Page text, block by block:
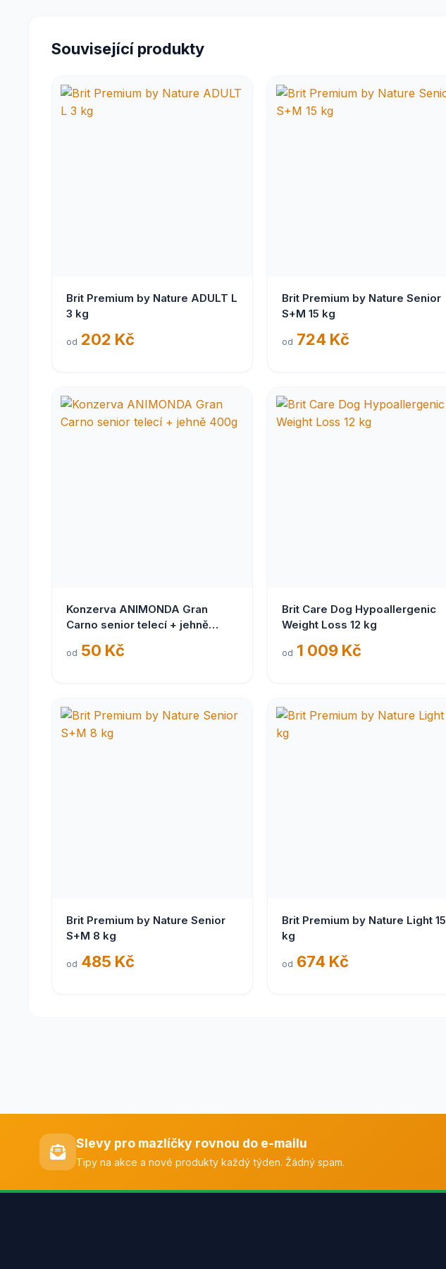
Související produkty
Brit Premium by Nature ADULT L
3 kg
od 202 Kč
Brit Premium by Nature Senior
S+M 15 kg
od 724 Kč
Konzerva ANIMONDA Gran
Carno senior telecí + jehně
od 50 Kč
Brit Care Dog Hypoallergenic
Weight Loss 12 kg
od 1 009 Kč
Brit Premium by Nature Senior
S+M 8 kg
od 485 Kč
Brit Premium by Nature Light 15
kg
od 674 Kč
Slevy pro mazlíčky rovnou do e-mailu
Tipy na akce a nové produkty každý týden. Žádný spam.